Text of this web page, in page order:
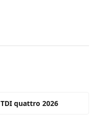
quattro 2026